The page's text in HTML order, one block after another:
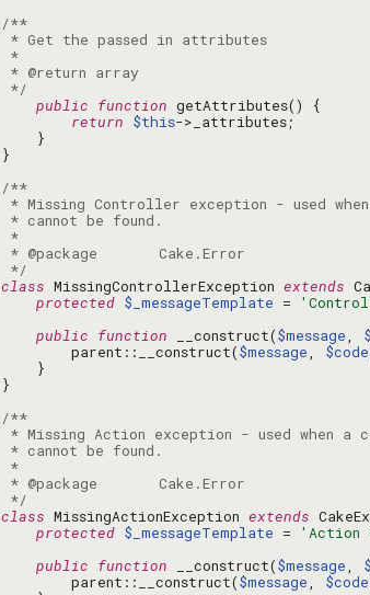
*/
public function
return $this
*/
class MissingControllerException extends
protected $_messageTemplate =
public function __construct($message,
        parent::__construct(
$message, $code
*/
class MissingActionException extends
protected $_messageTemplate = 'Action
public function __construct($message,
        parent::__construct(
$message, $code